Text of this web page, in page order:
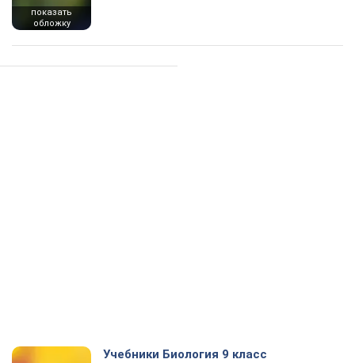
показать
обложку
Учебники Биология 9 класс